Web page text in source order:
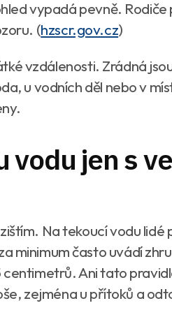
vypadá pevně.
(hzscr.gov.cz)
vzdálenosti. Zrádná
u vodních děl nebo v
vodu jen s
Na tekoucí vodu lidé
minimum často uvádí
centimetrů. Ani tato
zejména u přítoků a